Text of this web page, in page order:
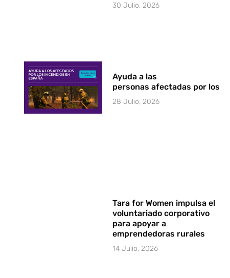
30 Julio, 2026
Ayuda a las
personas afectadas por los
28 Julio, 2026
Tara for Women impulsa el
voluntariado corporativo
para apoyar a
emprendedoras rurales
14 Julio, 2026